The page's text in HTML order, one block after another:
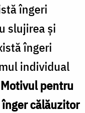
îngeri
slujirea şi
îngeri
individual
Motivul pentru
călăuzitor